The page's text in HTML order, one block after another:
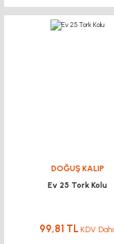
DOĞUŞ KALIP
Ev 25 Tork Kolu
99,81 TL KDV Dahil